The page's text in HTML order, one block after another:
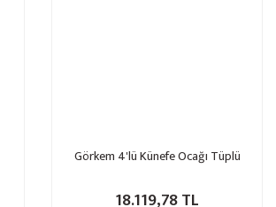
Görkem 4'lü Künefe Ocağı Tüplü
18.119,78 TL